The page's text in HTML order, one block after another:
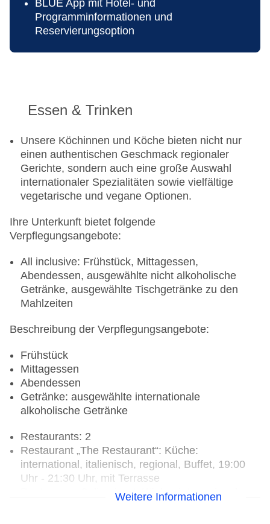
BLUE App mit Hotel- und
Programminformationen und
Reservierungsoption
Essen & Trinken
Unsere Köchinnen und Köche bieten nicht nur
einen authentischen Geschmack regionaler
Gerichte, sondern auch eine große Auswahl
internationaler Spezialitäten sowie vielfältige
vegetarische und vegane Optionen.
Ihre Unterkunft bietet folgende
Verpflegungsangebote:
All inclusive: Frühstück, Mittagessen,
Abendessen, ausgewählte nicht alkoholische
Getränke, ausgewählte Tischgetränke zu den
Mahlzeiten
Beschreibung der Verpflegungsangebote:
Frühstück
Mittagessen
Abendessen
Getränke: ausgewählte internationale
alkoholische Getränke
Restaurants: 2
Restaurant „The Restaurant“: Küche:
international, italienisch, regional, Buffet, 19:00
Uhr - 21:30 Uhr, mit Terrasse
Restaurant „Culinarium“: Küche: international,
Weitere Informationen